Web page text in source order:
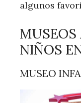
algunos
MUSEOS
NIÑOS
MUSEO